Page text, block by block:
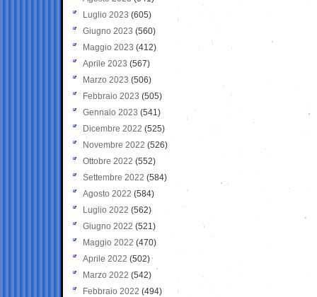
Luglio 2023 (605)
Giugno 2023 (560)
Maggio 2023 (412)
Aprile 2023 (567)
Marzo 2023 (506)
Febbraio 2023 (505)
Gennaio 2023 (541)
Dicembre 2022 (525)
Novembre 2022 (526)
Ottobre 2022 (552)
Settembre 2022 (584)
Agosto 2022 (584)
Luglio 2022 (562)
Giugno 2022 (521)
Maggio 2022 (470)
Aprile 2022 (502)
Marzo 2022 (542)
Febbraio 2022 (494)